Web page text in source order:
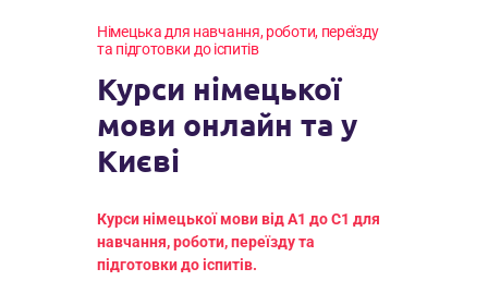
УГОРСЬКА
АЛБАНСЬКА
БОЛГАРСЬКА
ГОЛЛАНДСЬКА
ДАНСЬКА МОВА
ЕСТОНСЬКА
Німецька для навчання, роботи, переїзду
та підготовки до іспитів
Курси німецької
мови онлайн та у
Києві
Курси німецької мови від A1 до C1 для
навчання, роботи, переїзду та
підготовки до іспитів.